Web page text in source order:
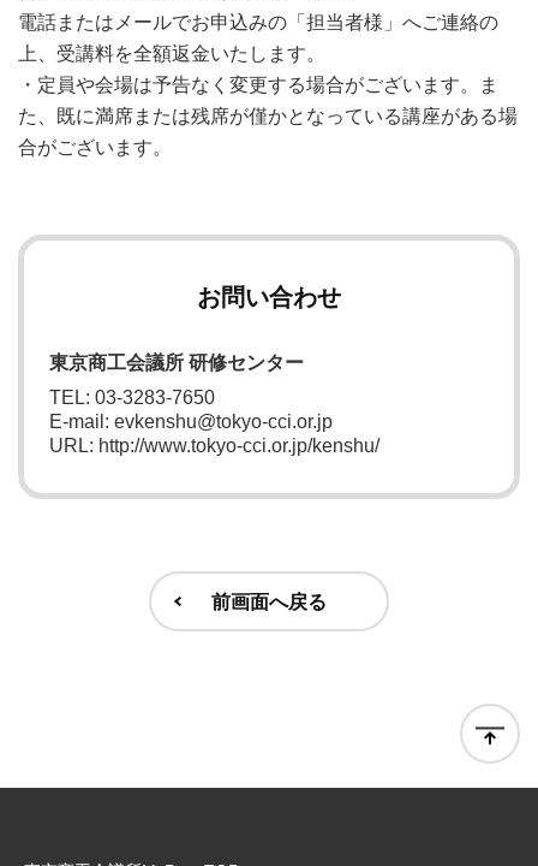
電話またはメールでお申込みの「担当者様」へご連絡の
上、受講料を全額返金いたします。
・定員や会場は予告なく変更する場合がございます。ま
た、既に満席または残席が僅かとなっている講座がある場
合がございます。
お問い合わせ
東京商工会議所 研修センター
TEL: 03-3283-7650
E-mail: evkenshu@tokyo-cci.or.jp
URL: http://www.tokyo-cci.or.jp/kenshu/
前画面へ戻る